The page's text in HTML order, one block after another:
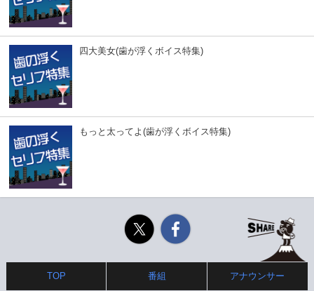
四大美女(歯が浮くボイス特集)
もっと太ってよ(歯が浮くボイス特集)
Twitter
TOP 番組 アナウンサー